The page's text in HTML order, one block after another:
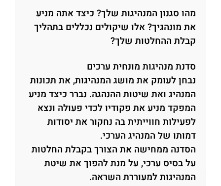
מהו סגנון המנהיגות שלך? כיצד אתה מניע
את מונהגיך? אלו שיקולים נכללים בתהליך
קבלת ההחלטות שלך?
סדנת מנהיגות מונחית ערכים
נבחן לעומק את מושג המנהיגות, את תכונות
המנהיג ואת שיטות ההנהגה. נברר כיצד מניע
המפקד מניע את פקודיו לכדי פעולה ונצא
לפעילות חווייתית בה נחקור את יסודות
דמותו של המנהיג הערכי.
הסדנה ממחישה את הצורך בקבלת החלטות
על בסיס ערכי, על מנת להפוך את שיטת
המנהיגות למעוררת השראה.